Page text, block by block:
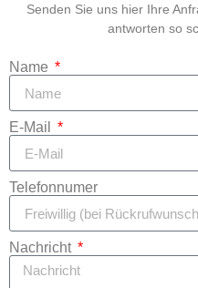
Senden Sie uns hier Ihre
antworten so
Name
E-Mail
Telefonnumer
Nachricht